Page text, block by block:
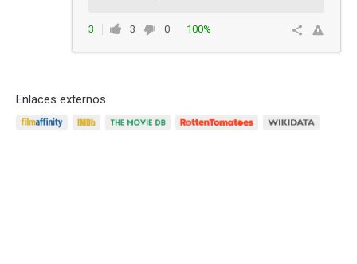
3 3 0
100%
Enlaces externos